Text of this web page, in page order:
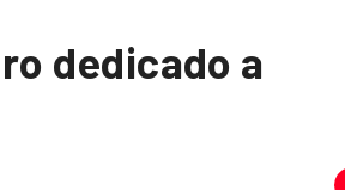
dedicado a